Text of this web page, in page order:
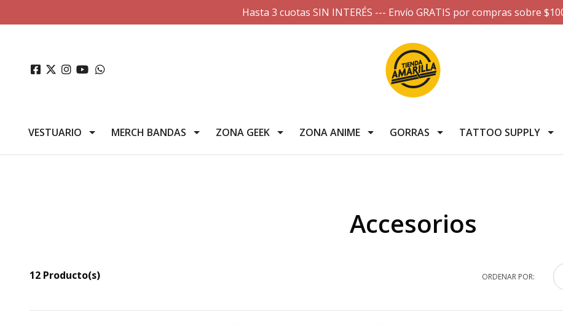
Hasta 3 cuotas SIN INTERÉS --- Envío GRATIS por compras sobre
VESTUARIO MERCH BANDAS ZONA GEEK ZONA ANIME GORRAS TATTOO SUPPLY
Accesorios
12 Producto(s) ORDENAR POR: